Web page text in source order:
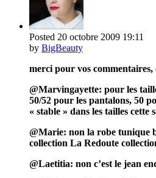
Posted 20 octobre 2009 19:11
by BigBeauty
merci pour vos
@Marvingayette: pour les
50/52 pour les pantalons, 50
« stable » dans les tailles cette
@Marie: non la robe tunique
collection La Redoute
@Laetitia: non c’est le jean